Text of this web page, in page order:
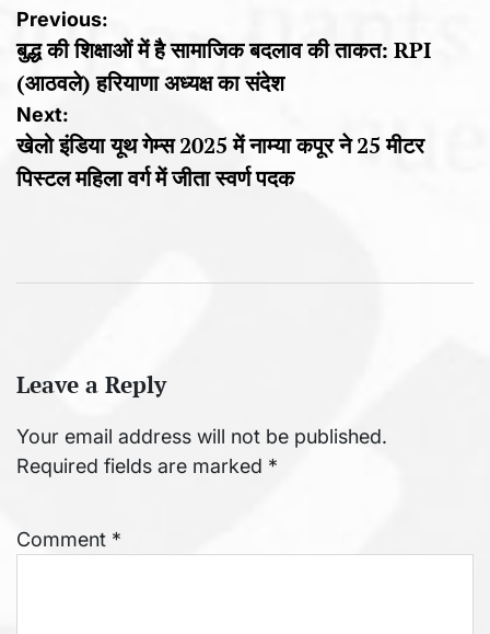
Post
navigation
Previous:
बुद्ध की शिक्षाओं में है सामाजिक बदलाव की ताकत: RPI
(आठवले) हरियाणा अध्यक्ष का संदेश
Next:
खेलो इंडिया यूथ गेम्स 2025 में नाम्या कपूर ने 25 मीटर
पिस्टल महिला वर्ग में जीता स्वर्ण पदक
Leave a Reply
Your email address will not be published.
Required fields are marked *
Comment *